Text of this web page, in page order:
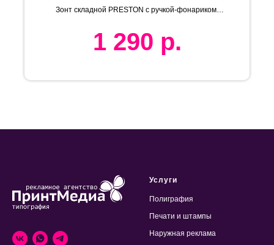
серый, D=100 см, нейлон
Зонт складной PRESTON с ручкой-фонариком,
1 290 р.
Услуги
Полиграфия
Печати и штампы
Наружная реклама